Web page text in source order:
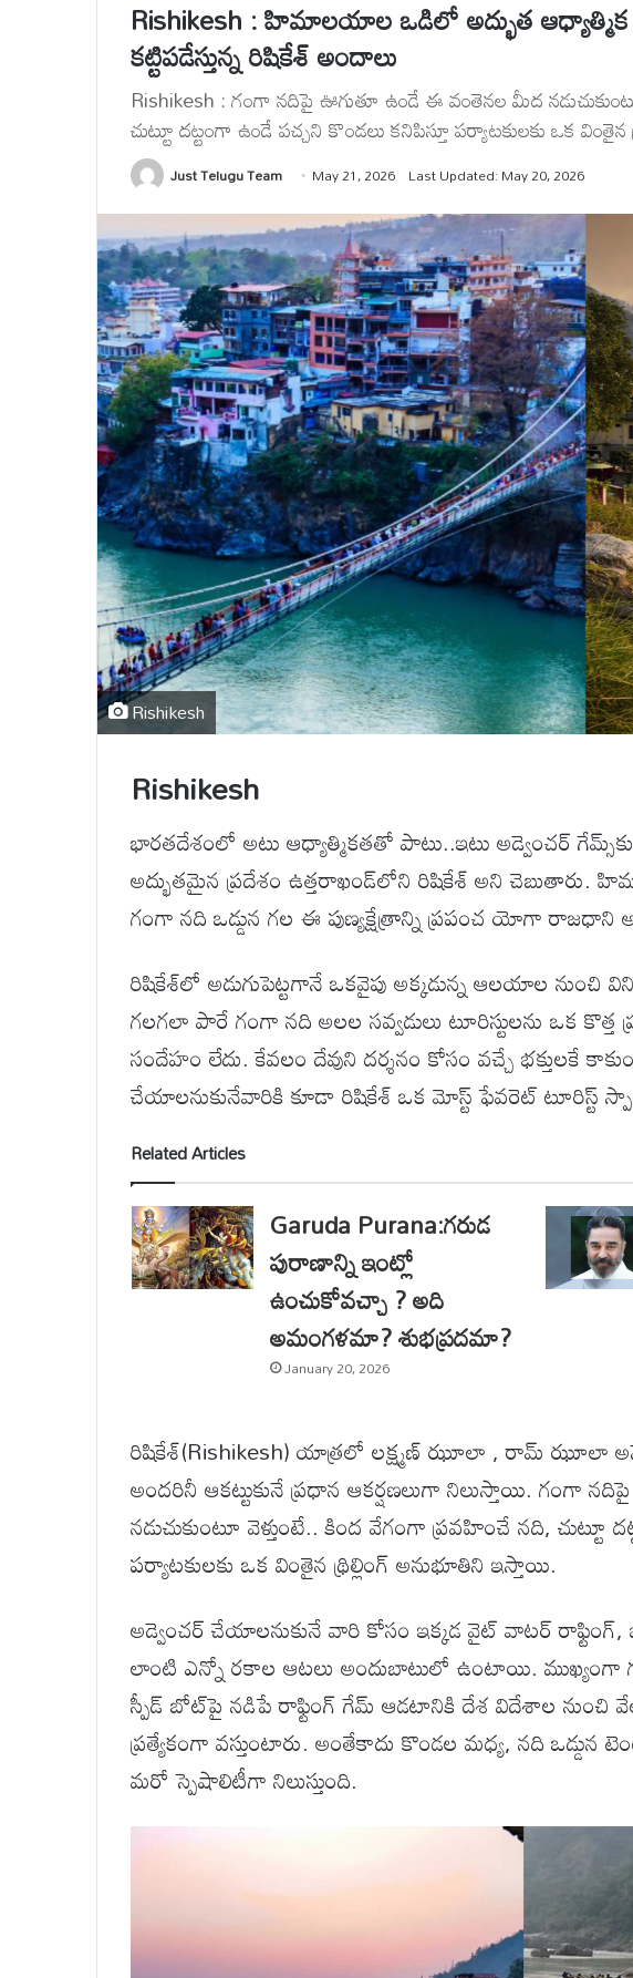
Rishikesh : హిమాలయాల ఒడిలో అద్భుత ఆధ్యాత్మిక
కట్టిపడేస్తున్న రిషికేశ్ అందాలు
Rishikesh : గంగా నదిపై ఊగుతూ ఉండే ఈ వంతెనల మీద
చుట్టూ దట్టంగా ఉండే పచ్చని కొండలు కనిపిస్తూ పర్యాటకులకు ఒక
Just Telugu Team May 21, 2026 Last Updated: May 20, 2026
Rishikesh
Rishikesh
భారతదేశంలో అటు ఆధ్యాత్మికతతో పాటు..ఇటు అడ్వెంచర్
అద్భుతమైన ప్రదేశం ఉత్తరాఖండ్‌లోని రిషికేశ్ అని చెబుతారు.
గంగా నది ఒడ్డున గల ఈ పుణ్యక్షేత్రాన్ని ప్రపంచ యోగా రాజధాని
రిషికేశ్‌లో అడుగుపెట్టగానే ఒకవైపు అక్కడున్న ఆలయాల నుంచి
గలగలా పారే గంగా నది అలల సవ్వడులు టూరిస్టులను ఒక
సందేహం లేదు. కేవలం దేవుని దర్శనం కోసం వచ్చే భక్తులకే
చేయాలనుకునేవారికి కూడా రిషికేశ్ ఒక మోస్ట్ ఫేవరెట్
Related Articles
Garuda Purana:గరుడ
పురాణాన్ని ఇంట్లో
ఉంచుకోవచ్చా ? అది
అమంగళమా? శుభప్రదమా?
January 20, 2026
రిషికేశ్(Rishikesh) యాత్రలో లక్ష్మణ్ ఝూలా , రామ్ ఝూలా అనే
అందరినీ ఆకట్టుకునే ప్రధాన ఆకర్షణలుగా నిలుస్తాయి. గంగా
నడుచుకుంటూ వెళ్తుంటే.. కింద వేగంగా ప్రవహించే నది, చుట్టూ
పర్యాటకులకు ఒక వింతైన థ్రిల్లింగ్ అనుభూతిని ఇస్తాయి.
అడ్వెంచర్ చేయాలనుకునే వారి కోసం ఇక్కడ వైట్ వాటర్ రాఫ్టింగ్,
లాంటి ఎన్నో రకాల ఆటలు అందుబాటులో ఉంటాయి. ముఖ్యంగా
స్పీడ్ బోట్‌పై నడిపే రాఫ్టింగ్ గేమ్ ఆడటానికి దేశ విదేశాల నుంచి
ప్రత్యేకంగా వస్తుంటారు. అంతేకాదు కొండల మధ్య, నది ఒడ్డున
మరో స్పెషాలిటీగా నిలుస్తుంది.